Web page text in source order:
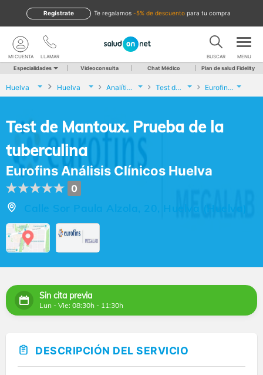
te regalamos -5% de descuento para tu compra
Regístrate
LLAMAR
MI CUENTA BUSCAR MENU
Especialidades Videoconsulta Chat Médico Plan de salud Fidelity
Huelva Huelva Analíticas y Genética Test de Mantoux. Prueba de la tuberculina Eurofins Análisis Clínicos Huelva
Test de Mantoux. Prueba de la
tuberculina
Eurofins Análisis Clínicos Huelva
0
Calle Sor Paula Alzola, 20, Huelva (Huelva)
Sin cita previa
Lun - Vie: 08:30h - 11:30h
DESCRIPCIÓN DEL SERVICIO